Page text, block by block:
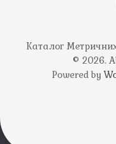
Каталог
© 2026.
Powered by